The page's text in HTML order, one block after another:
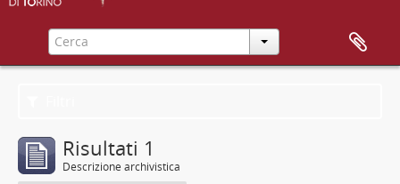
Risultati 1
Descrizione archivistica